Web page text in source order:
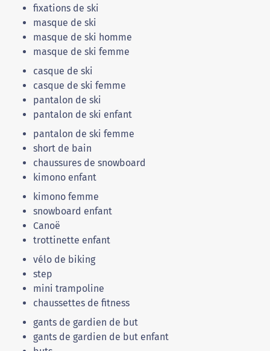
fixations de ski
masque de ski
masque de ski homme
masque de ski femme
casque de ski
casque de ski femme
pantalon de ski
pantalon de ski enfant
pantalon de ski femme
short de bain
chaussures de snowboard
kimono enfant
kimono femme
snowboard enfant
Canoë
trottinette enfant
vélo de biking
step
mini trampoline
chaussettes de fitness
gants de gardien de but
gants de gardien de but enfant